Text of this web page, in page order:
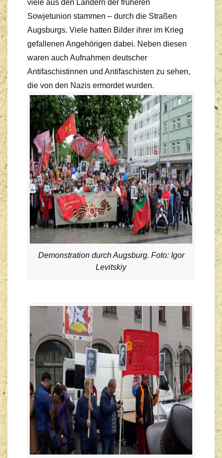
viele aus den Ländern der früheren
Sowjetunion stammen – durch die Straßen
Augsburgs. Viele hatten Bilder ihrer im Krieg
gefallenen Angehörigen dabei. Neben diesen
waren auch Aufnahmen deutscher
Antifaschistinnen und Antifaschisten zu sehen,
die von den Nazis ermordet wurden.
Demonstration durch Augsburg. Foto: Igor
Levitskiy